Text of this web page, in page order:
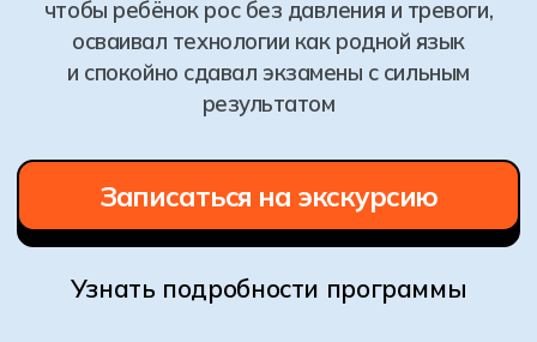
Подготовка
к жизни в мире
работа с ИИ, VR-среды,
безопасность.
пользуется
понимает, как они
ОГЭ и ЕГЭ без
Школа полного дня.
Домашняя работа
— внутри школы
Вечером — семья, спорт,
жизнь. Без ночных